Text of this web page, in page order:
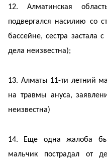
12. Алматинская
подвергался насилию со
бассейне, сестра застала
дела неизвестна);
13. Алматы 11-ти летний
на травмы ануса,
неизвестна)
14. Еще одна жалоба
мальчик пострадал от